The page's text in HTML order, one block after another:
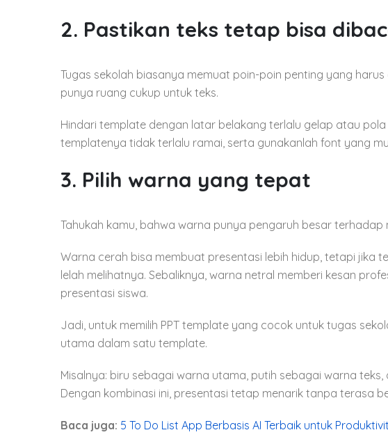
2. Pastikan teks tetap bisa
Tugas sekolah biasanya memuat poin-poin penting yang
punya ruang cukup untuk teks.
Hindari template dengan latar belakang terlalu gelap atau
templatenya tidak terlalu ramai, serta gunakanlah font yang
3. Pilih warna yang tepat
Tahukah kamu, bahwa warna punya pengaruh besar
Warna cerah bisa membuat presentasi lebih hidup, tetapi jika
lelah melihatnya. Sebaliknya, warna netral memberi kesan
presentasi siswa.
Jadi, untuk memilih PPT template yang cocok untuk tugas
utama dalam satu template.
Misalnya: biru sebagai warna utama, putih sebagai warna
Dengan kombinasi ini, presentasi tetap menarik tanpa terasa
Baca juga: 5 To Do List App Berbasis AI Terbaik untuk